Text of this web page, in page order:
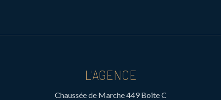
L'AGENCE
Chaussée de Marche 449 Boîte C